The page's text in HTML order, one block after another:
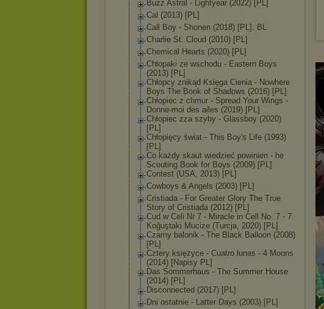
Buzz Astral - Lightyear (2022) [PL]
Cal (2013) [PL]
Call Boy - Shonen (2018) [PL]. BL
Charlie St. Cloud (2010) [PL]
Chemical Hearts (2020) [PL]
Chłopaki ze wschodu - Eastern Boys
(2013) [PL]
Chłopcy znikąd Księga Cienia - Nowhere
Boys The Book of Shadows (2016) [PL]
Chłopiec z chmur - Spread Your Wings -
Donne-moi des ailes (2019) [PL]
Chłopiec zza szyby - Glassboy (2020)
[PL]
Chłopięcy świat - This Boy's Life (1993)
[PL]
Co każdy skaut wiedzieć powinien - he
Scouting Book for Boys (2009) [PL]
Contest (USA, 2013) [PL]
Cowboys & Angels (2003) [PL]
Cristiada - For Greater Glory The True
Story of Cristiada (2012) [PL]
Cud w Celi Nr 7 - Miracle in Cell No. 7 - 7.
Koğuştaki Mucize (Turcja, 2020) [PL]
Czarny balonik - The Black Balloon (2008)
[PL]
Cztery księżyce - Cuatro lunas - 4 Moons
(2014) [Napisy PL]
Das Sommerhaus - The Summer House
(2014) [PL]
Disconnected (2017) [PL]
Dni ostatnie - Latter Days (2003) [PL]